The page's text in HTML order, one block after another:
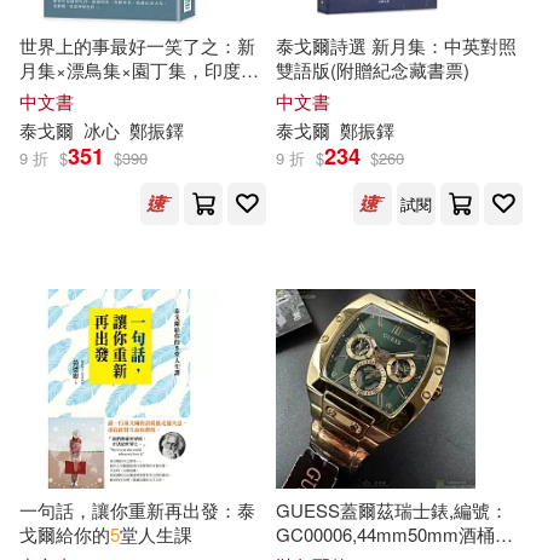
世界上的事最好一笑了之：新
月集×漂鳥集×園丁集，印度哲
人泰戈爾詩作精選
中文書
泰戈爾 冰心 鄭振鐸
9 折 $351 $390
泰戈爾詩選 新月集：中英對照
雙語版(附贈紀念藏書票)
中文書
泰戈爾 鄭振鐸
9 折 $234 $260
試閱
一句話，讓你重新再出發：泰
戈爾給你的5堂人生課
GUESS蓋爾茲瑞士錶,編號：
GC00006,44mm50mm酒桶形